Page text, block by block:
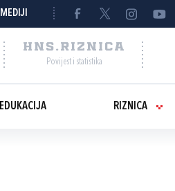
MEDIJI
HNS.RIZNICA
Povijest i statistika
EDUKACIJA RIZNICA